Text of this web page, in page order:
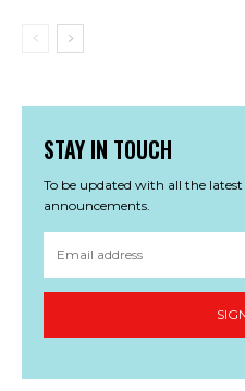
STAY IN TOUCH
To be updated with all the latest
announcements.